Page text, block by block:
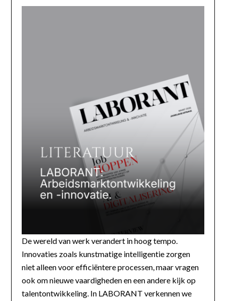
De wereld van werk verandert in hoog tempo.
Innovaties zoals kunstmatige intelligentie zorgen
niet alleen voor efficiëntere processen, maar vragen
ook om nieuwe vaardigheden en een andere kijk op
talentontwikkeling. In LABORANT verkennen we